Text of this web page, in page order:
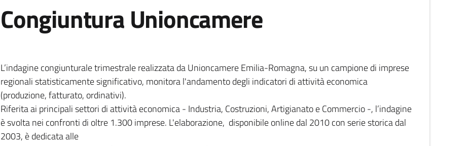
Congiuntura Unioncamere
L’indagine congiunturale trimestrale realizzata da Unioncamere Emilia-Romagna, su un campione di imprese
regionali statisticamente significativo, monitora l'andamento degli indicatori di attività economica
(produzione, fatturato, ordinativi).
Riferita ai principali settori di attività economica - Industria, Costruzioni, Artigianato e Commercio -, l’indagine
è svolta nei confronti di oltre 1.300 imprese. L'elaborazione, disponibile online dal 2010 con serie storica dal
2003, è dedicata alle